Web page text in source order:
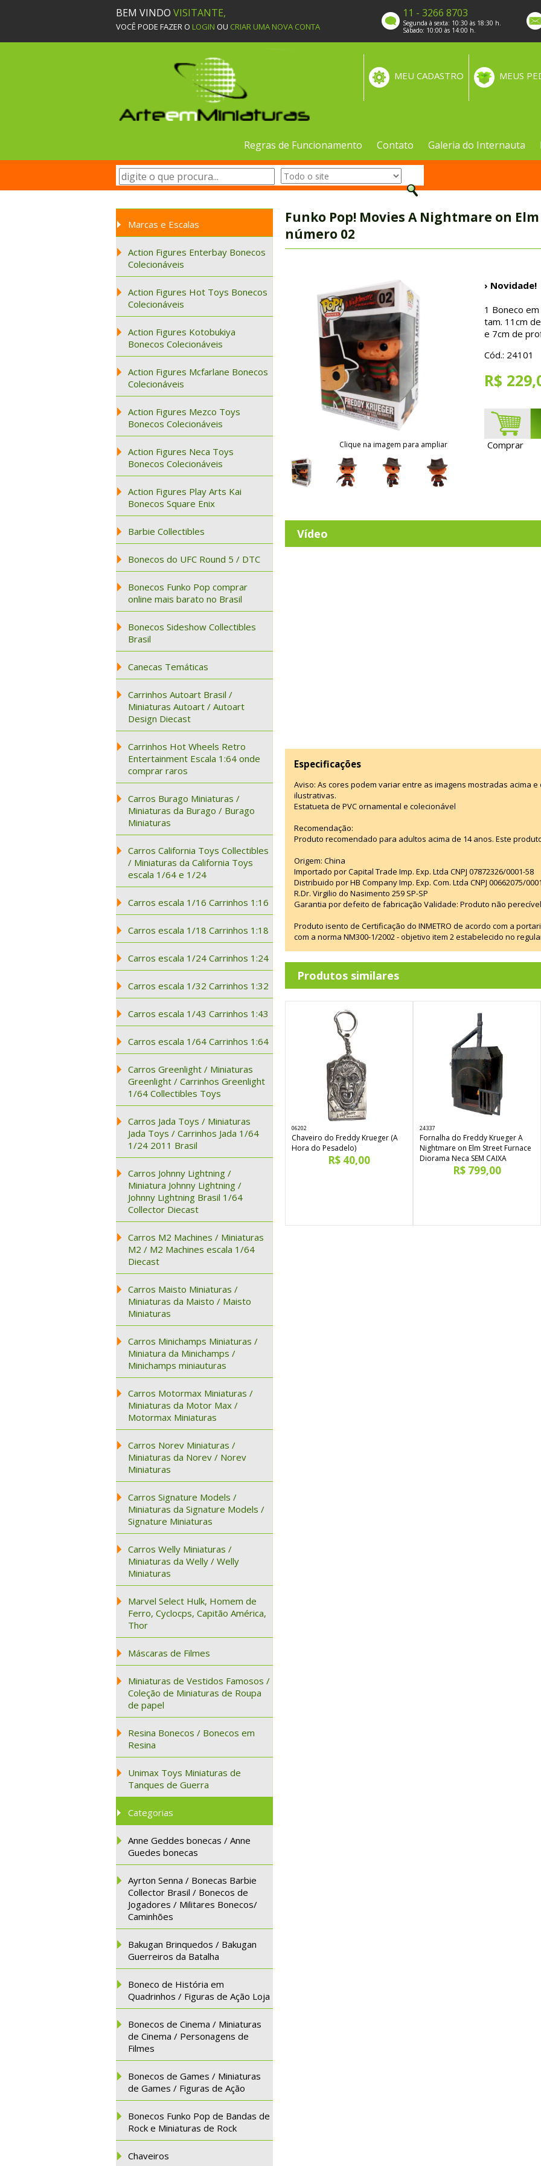
BEM VINDO VISITANTE,
VOCÊ PODE FAZER O LOGIN OU CRIAR UMA NOVA CONTA
11 - 3266 8703
Segunda à sexta: 10:30 às 18:30 h.
Sábado: 10:00 às 14:00 h.
MEUS
MEU CADASTRO
Regras de Funcionamento Contato Galeria do Internauta
Marcas e Escalas
Action Figures Enterbay Bonecos
Colecionáveis
Action Figures Hot Toys Bonecos
Colecionáveis
Action Figures Kotobukiya
Bonecos Colecionáveis
Action Figures Mcfarlane Bonecos
Colecionáveis
Action Figures Mezco Toys
Bonecos Colecionáveis
Action Figures Neca Toys
Bonecos Colecionáveis
Action Figures Play Arts Kai
Bonecos Square Enix
Barbie Collectibles
Bonecos do UFC Round 5 / DTC
Bonecos Funko Pop comprar
online mais barato no Brasil
Bonecos Sideshow Collectibles
Brasil
Canecas Temáticas
Carrinhos Autoart Brasil /
Miniaturas Autoart / Autoart
Design Diecast
Carrinhos Hot Wheels Retro
Entertainment Escala 1:64 onde
comprar raros
Carros Burago Miniaturas /
Miniaturas da Burago / Burago
Miniaturas
Carros California Toys Collectibles
/ Miniaturas da California Toys
escala 1/64 e 1/24
Carros escala 1/16 Carrinhos 1:16
Carros escala 1/18 Carrinhos 1:18
Carros escala 1/24 Carrinhos 1:24
Carros escala 1/32 Carrinhos 1:32
Carros escala 1/43 Carrinhos 1:43
Carros escala 1/64 Carrinhos 1:64
Carros Greenlight / Miniaturas
Greenlight / Carrinhos Greenlight
1/64 Collectibles Toys
Carros Jada Toys / Miniaturas
Jada Toys / Carrinhos Jada 1/64
1/24 2011 Brasil
Carros Johnny Lightning /
Miniatura Johnny Lightning /
Johnny Lightning Brasil 1/64
Collector Diecast
Carros M2 Machines / Miniaturas
M2 / M2 Machines escala 1/64
Diecast
Carros Maisto Miniaturas /
Miniaturas da Maisto / Maisto
Miniaturas
Carros Minichamps Miniaturas /
Miniatura da Minichamps /
Minichamps miniauturas
Carros Motormax Miniaturas /
Miniaturas da Motor Max /
Motormax Miniaturas
Carros Norev Miniaturas /
Miniaturas da Norev / Norev
Miniaturas
Carros Signature Models /
Miniaturas da Signature Models /
Signature Miniaturas
Carros Welly Miniaturas /
Miniaturas da Welly / Welly
Miniaturas
Marvel Select Hulk, Homem de
Ferro, Cyclocps, Capitão América,
Thor
Máscaras de Filmes
Miniaturas de Vestidos Famosos /
Coleção de Miniaturas de Roupa
de papel
Resina Bonecos / Bonecos em
Resina
Unimax Toys Miniaturas de
Tanques de Guerra
Categorias
Anne Geddes bonecas / Anne
Guedes bonecas
Ayrton Senna / Bonecas Barbie
Collector Brasil / Bonecos de
Jogadores / Militares Bonecos/
Caminhões
Bakugan Brinquedos / Bakugan
Guerreiros da Batalha
Boneco de História em
Quadrinhos / Figuras de Ação Loja
Bonecos de Cinema / Miniaturas
de Cinema / Personagens de
Filmes
Bonecos de Games / Miniaturas
de Games / Figuras de Ação
Bonecos Funko Pop de Bandas de
Rock e Miniaturas de Rock
Chaveiros
Funko Pop! Movies A Nightmare on
número 02
Clique na imagem para ampliar
› Novidade!
1 Boneco em
tam. 11cm
e 7cm de
Cód.: 24101
R$
Comprar
Vídeo
Especificações
Aviso: As cores podem variar entre as imagens mostradas acima
ilustrativas.
Estatueta de PVC ornamental e colecionável
Recomendação:
Produto recomendado para adultos acima de 14 anos. Este
Origem: China
Importado por Capital Trade Imp. Exp. Ltda CNPJ 07872326/0001-58
Distribuido por HB Company Imp. Exp. Com. Ltda CNPJ 00662075/
R.Dr. Virgilio do Nasimento 259 SP-SP
Garantia por defeito de fabricação Validade: Produto não
Produto isento de Certificação do INMETRO de acordo com a
com a norma NM300-1/2002 - objetivo item 2 estabelecido no
Produtos similares
06202
Chaveiro do Freddy Krueger (A
Hora do Pesadelo)
R$ 40,00
24337
Fornalha do Freddy Krueger A
Nightmare on Elm Street Furnace
Diorama Neca SEM CAIXA
R$ 799,00